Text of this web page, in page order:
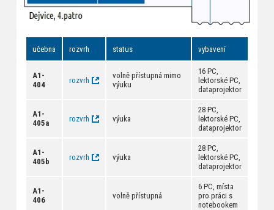
učebna rozvrh status vybavení
A1-
404
rozvrh
volně přístupná mimo
výuku
16 PC,
lektorské PC,
dataprojektor
A1-
405a
rozvrh výuka
28 PC,
lektorské PC,
dataprojektor
A1-
405b
rozvrh výuka
28 PC,
lektorské PC,
dataprojektor
A1-
406
volně přístupná
6 PC, místa
pro práci s
notebookem